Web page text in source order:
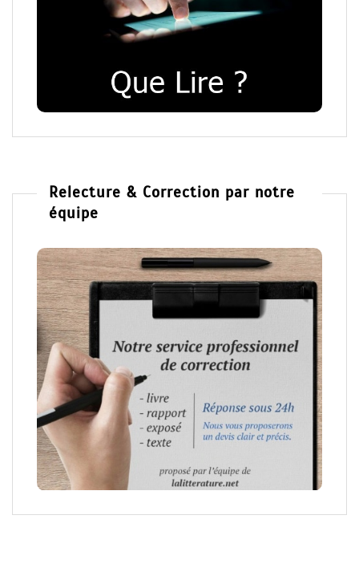
Relecture & Correction par notre
équipe